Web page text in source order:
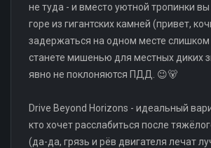
не туда - и вместо уютной тропинки
горе из гигантских камней (привет,
задержаться на одном месте слишком
станете мишенью для местных диких
явно не поклоняются ПДД. 😉🐻
Drive Beyond Horizons - идеальный
кто хочет расслабиться после
(да-да, грязь и рёв двигателя лечат